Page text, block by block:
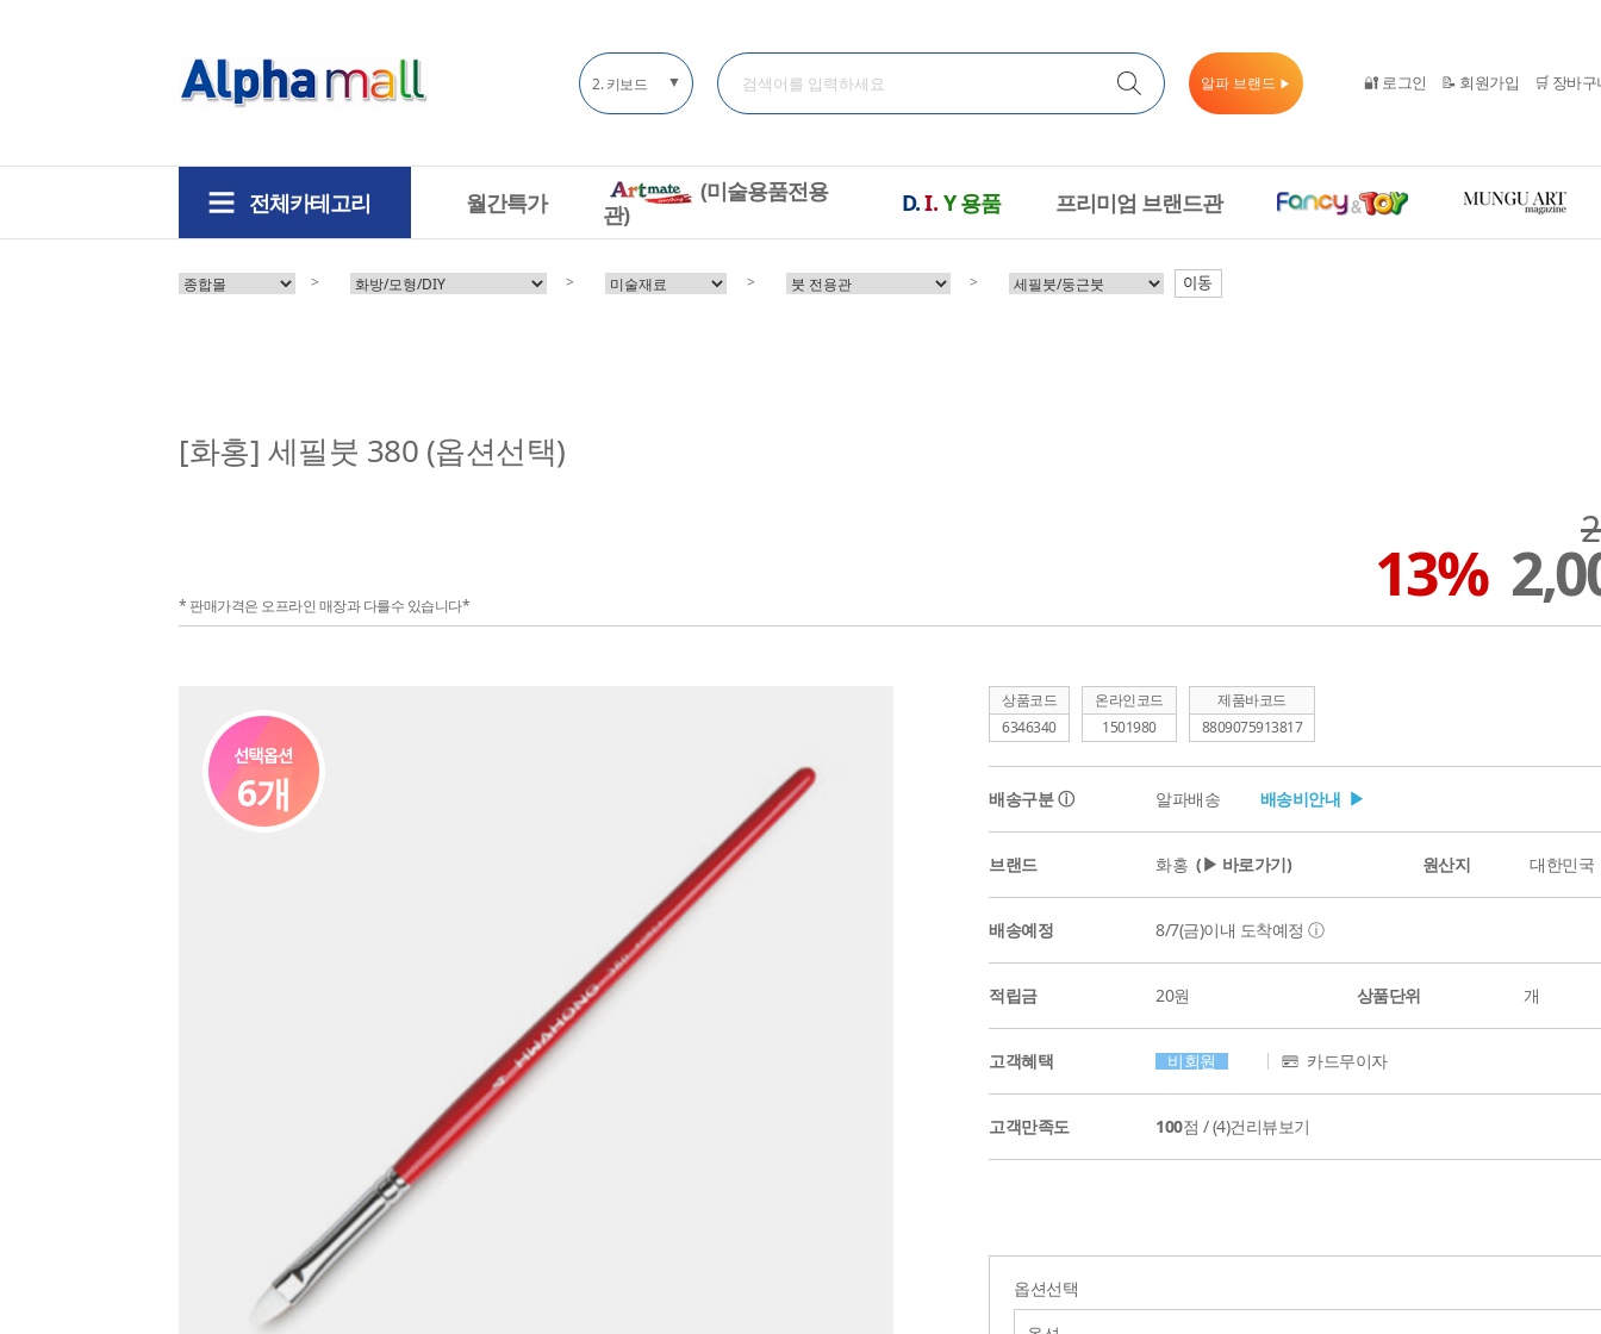
3. 자석 ▼ 알파 브랜드 ▶ 🔐 로그인 📝 회원가입 🛒 장바구
전체카테고리 월간특가
(미술용품전용
관)
D.I. Y용품 프리미엄 브랜드관
> > > > 이동
[화홍] 세필붓 380 (옵션선택)
* 판매가격은 오프라인 매장과 다를수 있습니다* 13%
6개
상품코드
6346340
온라인코드
1501980
제품바코드
8809075913817
배송구분ⓘ 알파배송 배송비안내 ▶
브랜드 화홍 (▶ 바로가기) 원산지 대한민국
배송예정 8/7(금)이내 도착예정 ⓘ
적립금 20원 상품단위 개
고객혜택 비회원 카드무이자
고객만족도 100점 /(4)건리뷰보기
옵션선택